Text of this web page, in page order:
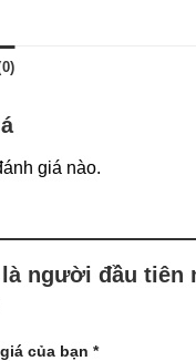
giá nào.
là người đầu tiên
của bạn *